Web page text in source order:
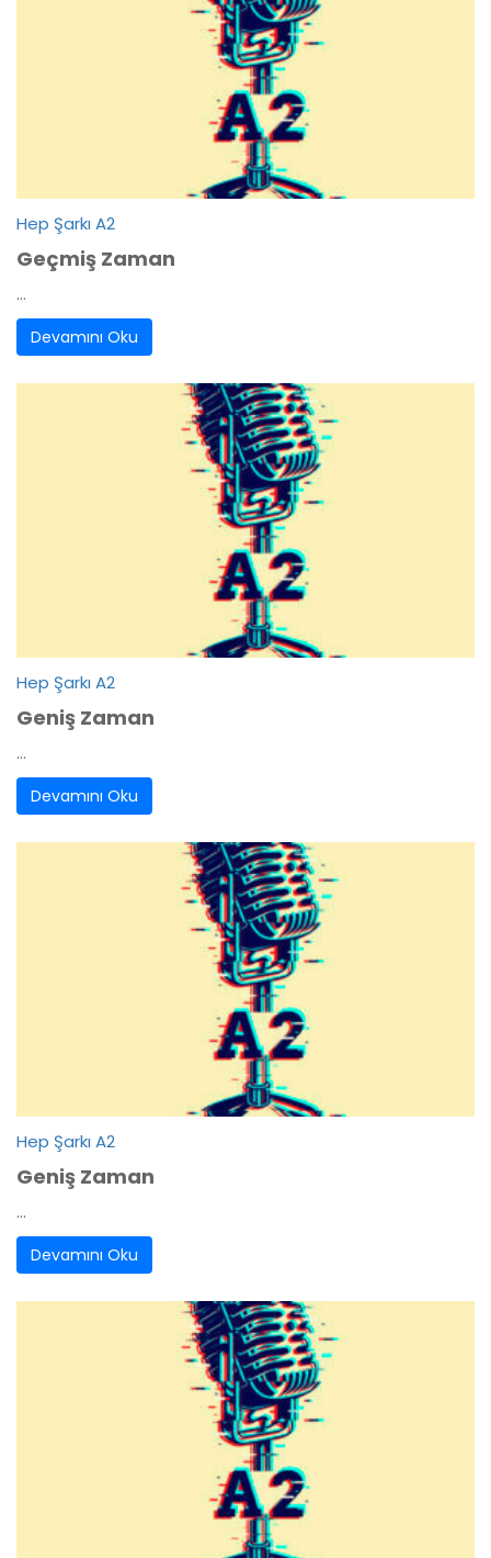
Hep Şarkı A2
Geçmiş Zaman
...
Devamını Oku
Hep Şarkı A2
Geniş Zaman
...
Devamını Oku
Hep Şarkı A2
Geniş Zaman
...
Devamını Oku